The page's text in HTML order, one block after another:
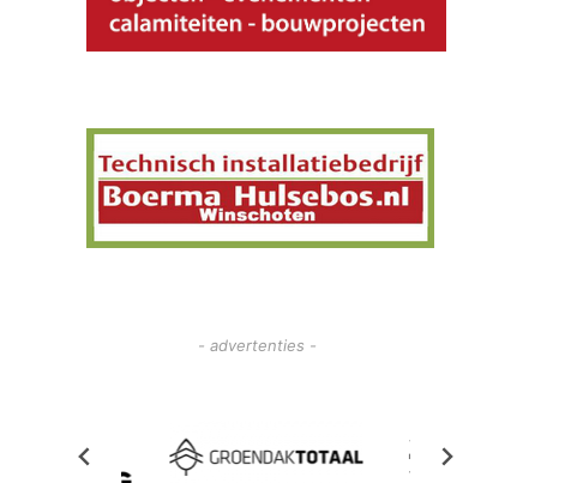
- advertenties -